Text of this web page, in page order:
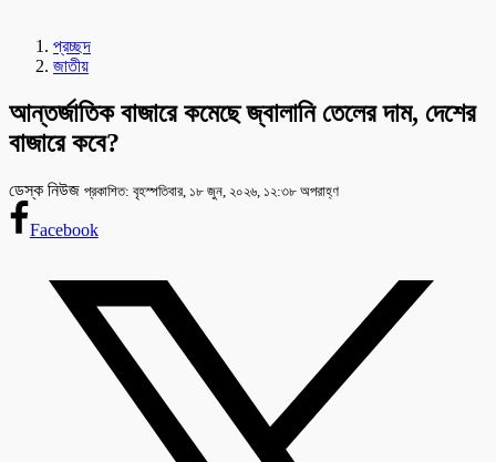
প্রচ্ছদ
জাতীয়
আন্তর্জাতিক বাজারে কমেছে জ্বালানি তেলের দাম, দেশের
বাজারে কবে?
ডেস্ক নিউজ প্রকাশিত: বৃহস্পতিবার, ১৮ জুন, ২০২৬, ১২:৩৮ অপরাহ্ণ
Facebook